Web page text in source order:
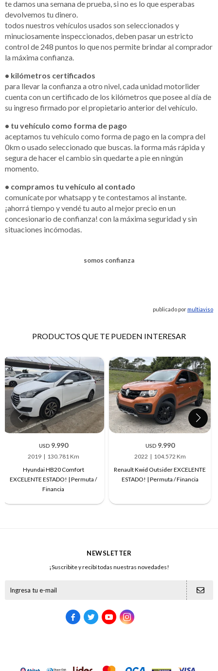
te damos una semana de prueba, si no es lo que esperabas
devolvemos tu dinero.
todos nuestros vehículos usados son seleccionados y
minuciosamente inspeccionados, deben pasar un estricto
control de 248 puntos lo que nos permite brindar al comprador
la máxima confianza.
• kilómetros certificados
para llevar la confianza a otro nivel, cada unidad motorlider
cuenta con un certificado de los kilómetros que posee al día de
su ingreso firmado por el propietario anterior del vehículo.
• tu vehículo como forma de pago
aceptamos tu vehículo como forma de pago en la compra del
0km o usado seleccionado que buscas. la forma más rápida y
segura de hacer el cambio sin quedarte a pie en ningún
momento.
• compramos tu vehículo al contado
comunícate por whatsapp y te contestamos al instante.
¡ahorrá tiempo y vendé tu auto al mejor precio en un
concesionario de confianza! con la máxima seguridad y sin
situaciones incómodas.
somos confianza
publicado pormultiaviso
PRODUCTOS QUE TE PUEDEN INTERESAR
USD 9.990
2019
130.781 Km
Hyundai HB20 Comfort
EXCELENTE ESTADO! | Permuta /
Financia
USD 9.990
2022
104.572 Km
Renault Kwid Outsider EXCELENTE
ESTADO! | Permuta / Financia
NEWSLETTER
¡Suscribite y recibí todas nuestras novedades!
   